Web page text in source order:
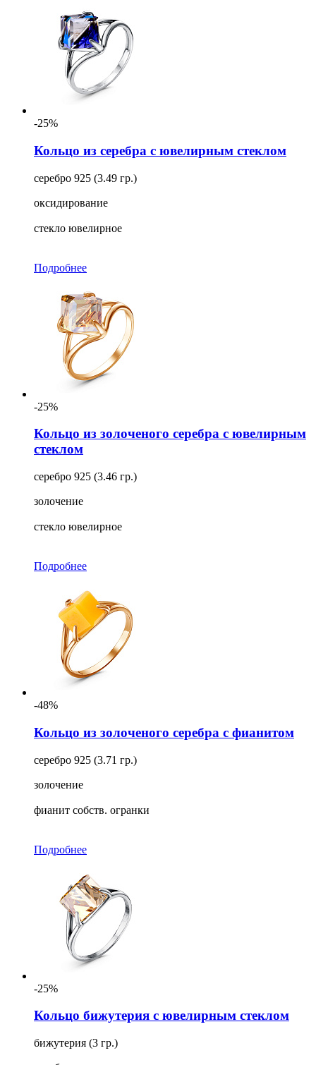
-25%
Кольцо из серебра с ювелирным стеклом
серебро 925 (3.49 гр.)
оксидирование
стекло ювелирное
Подробнее
-25%
Кольцо из золоченого серебра с ювелирным
стеклом
серебро 925 (3.46 гр.)
золочение
стекло ювелирное
Подробнее
-48%
Кольцо из золоченого серебра с фианитом
серебро 925 (3.71 гр.)
золочение
фианит собств. огранки
Подробнее
-25%
Кольцо бижутерия с ювелирным стеклом
бижутерия (3 гр.)